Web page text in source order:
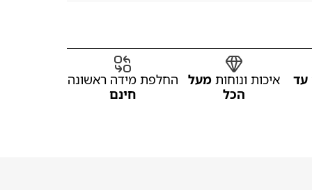
עד איכות ונוחות מעל
הכל
החלפת מידה ראשונה
חינם